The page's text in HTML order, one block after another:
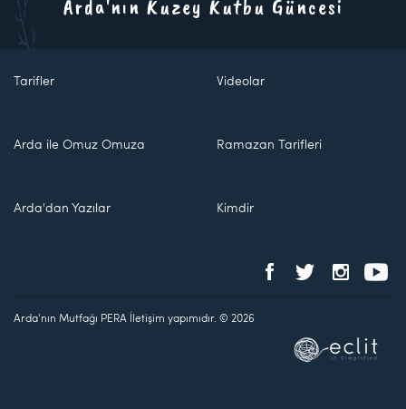
Arda'nın Kuzey Kutbu Güncesi
Tarifler Videolar
Arda ile Omuz Omuza Ramazan Tarifleri
Arda'dan Yazılar Kimdir
Arda'nın Mutfağı PERA İletişim yapımıdır. © 2026